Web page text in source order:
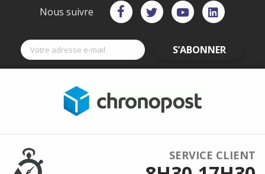
Nous suivre
S’ABONNER
SERVICE CLIENT